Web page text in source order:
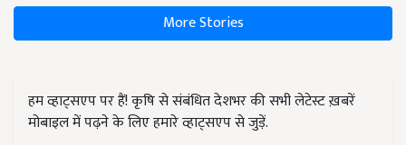
More Stories
हम व्हाट्सएप पर हैं! कृषि से संबंधित देशभर की सभी लेटेस्ट ख़बरें
मोबाइल में पढ़ने के लिए हमारे व्हाट्सएप से जुड़ें.